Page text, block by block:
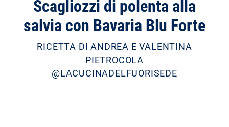
Scagliozzi di polenta alla
salvia con Bavaria Blu Forte
RICETTA DI ANDREA E VALENTINA
PIETROCOLA
@LACUCINADELFUORISEDE